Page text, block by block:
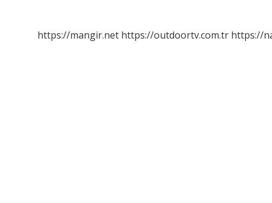
https://mangir.net https://outdoortv.com.tr https://